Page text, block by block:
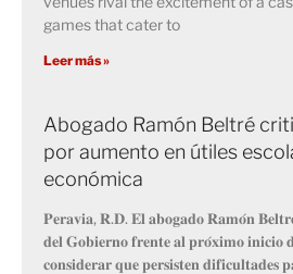
games that cater to
Leer más »
Abogado Ramón Beltré
por aumento en útiles
económica
𝐏𝐞𝐫𝐚𝐯𝐢𝐚, 𝐑.𝐃. 𝐄𝐥 𝐚𝐛𝐨𝐠𝐚𝐝𝐨 𝐑𝐚𝐦𝐨́𝐧
𝐝𝐞𝐥 𝐆𝐨𝐛𝐢𝐞𝐫𝐧𝐨 𝐟𝐫𝐞𝐧𝐭𝐞 𝐚𝐥 𝐩𝐫𝐨́𝐱𝐢𝐦𝐨 𝐢𝐧𝐢𝐜𝐢𝐨
𝐜𝐨𝐧𝐬𝐢𝐝𝐞𝐫𝐚𝐫 𝐪𝐮𝐞 𝐩𝐞𝐫𝐬𝐢𝐬𝐭𝐞𝐧 𝐝𝐢𝐟𝐢𝐜𝐮𝐥𝐭𝐚𝐝𝐞𝐬